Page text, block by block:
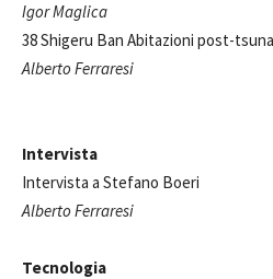
Igor Maglica
38 Shigeru Ban Abitazioni post-
Alberto Ferraresi
Intervista
Intervista a Stefano Boeri
Alberto Ferraresi
Tecnologia